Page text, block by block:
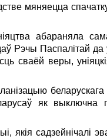
мяняецца
абараняла
Рэчы Паспалітай
сваёй веры,
як выключна
якія садзейнічалі